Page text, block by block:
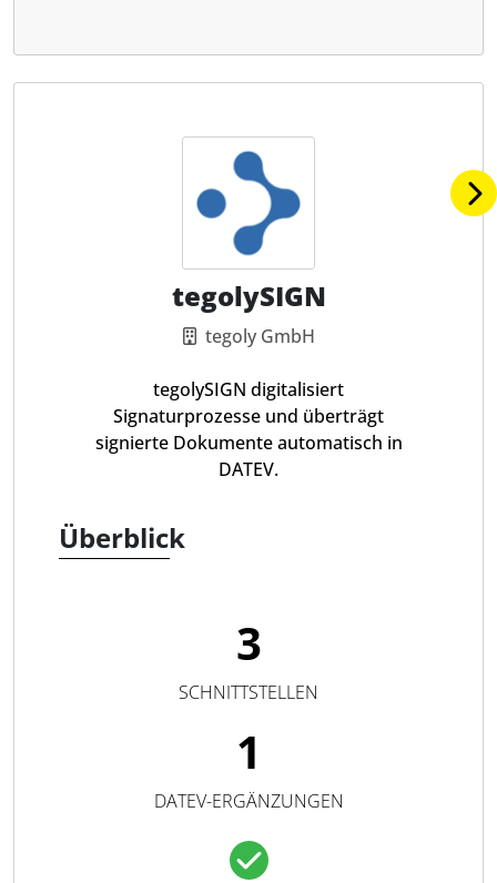
tegolySIGN
tegoly GmbH
tegolySIGN digitalisiert
Signaturprozesse und überträgt
signierte Dokumente automatisch in
DATEV.
Überblick
3
SCHNITTSTELLEN
1
DATEV-ERGÄNZUNGEN